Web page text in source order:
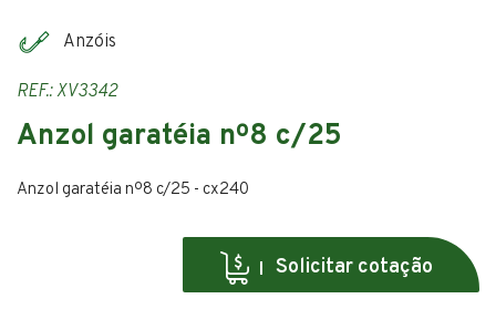
Anzóis
REF.: XV3342
Anzol garatéia nº8 c/25
Anzol garatéia nº8 c/25 - cx240
Solicitar cotação